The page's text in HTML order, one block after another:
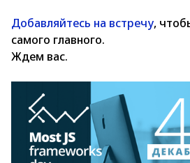
Добавляйтесь на встречу,
самого главного.
Ждем вас.